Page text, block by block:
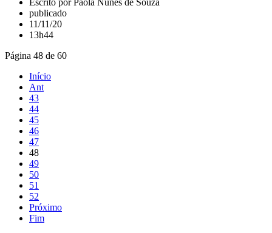
Escrito por Paola Nunes de Souza
publicado
11/11/20
13h44
Página 48 de 60
Início
Ant
43
44
45
46
47
48
49
50
51
52
Próximo
Fim